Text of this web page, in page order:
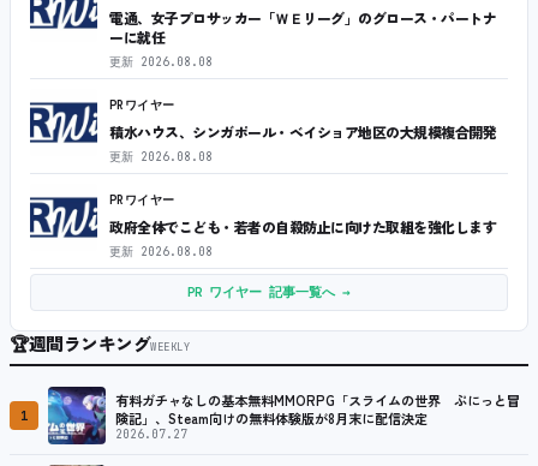
電通、女子プロサッカー「ＷＥリーグ」のグロース・パートナ
ーに就任
更新 2026.08.08
PRワイヤー
積水ハウス、シンガポール・ベイショア地区の大規模複合開発
更新 2026.08.08
PRワイヤー
政府全体でこども・若者の自殺防止に向けた取組を強化します
更新 2026.08.08
PR ワイヤー 記事一覧へ →
🏆週間ランキングWEEKLY
1
有料ガチャなしの基本無料MMORPG「スライムの世界 ぷにっと冒
険記」、Steam向けの無料体験版が8月末に配信決定
2026.07.27